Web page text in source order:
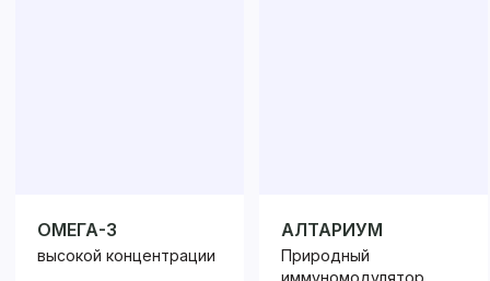
ОМЕГА-3
высокой концентрации
АЛТАРИУМ
Природный
иммуномодулятор....